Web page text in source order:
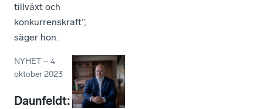
tillväxt och
konkurrenskraft”,
säger hon.
NYHET –4
oktober 2023
Daunfeldt: